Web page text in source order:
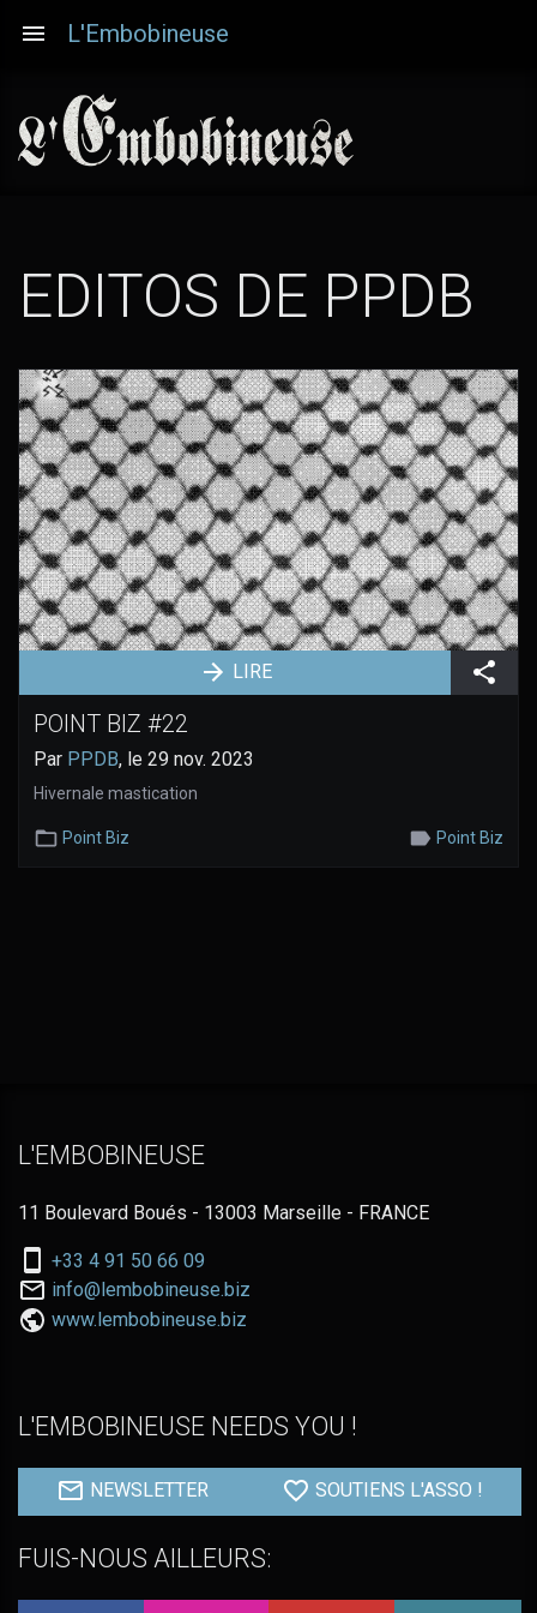
principal
L'Embobineuse
EDITOS DE PPDB
LIRE
POINT BIZ #22
Par PPDB, le 29 nov. 2023
Hivernale mastication
Catégorie:
Point Biz
Mots-
Point Biz
L'EMBOBINEUSE
11 Boulevard Boués - 13003 Marseille - FRANCE
Nous
téléphoner
au:
+33 4 91 50 66 09
Nous
contacter
info@lembobineuse.biz
www.lembobineuse.biz
L'EMBOBINEUSE NEEDS YOU !
NEWSLETTER SOUTIENS L'ASSO !
FUIS-NOUS AILLEURS: